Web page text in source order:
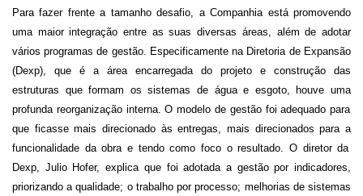
Para fazer frente a tamanho desafio, a Companhia está promovendo
uma maior integração entre as suas diversas áreas, além de adotar
vários programas de gestão. Especificamente na Diretoria de Expansão
(Dexp), que é a área encarregada do projeto e construção das
estruturas que formam os sistemas de água e esgoto,
houve uma
profunda reorganização interna.O modelo de gestão foi adequado para
que ficasse mais direcionado às entregas, mais direcionados paraa
funcionalidade da obra e tendo como foco o resultado.O diretor da
Dexp, Julio Hofer, explica que foi adotadaa gestão por indicadores,
priorizando a qualidade; o trabalho por processo; melhorias de sistemas